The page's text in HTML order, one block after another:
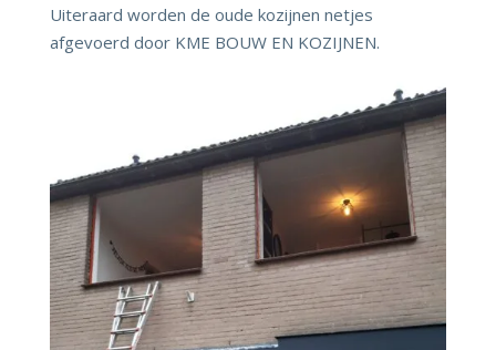
Uiteraard worden de oude kozijnen netjes
afgevoerd door KME BOUW EN KOZIJNEN.